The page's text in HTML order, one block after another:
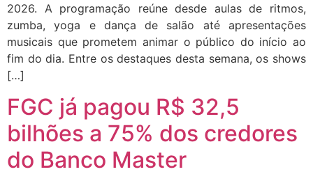
2026. A programação reúne desde aulas de ritmos,
zumba, yoga e dança de salão até apresentações
musicais que prometem animar o público do início ao
fim do dia. Entre os destaques desta semana, os shows
[…]
FGC já pagou R$ 32,5
bilhões a 75% dos credores
do Banco Master